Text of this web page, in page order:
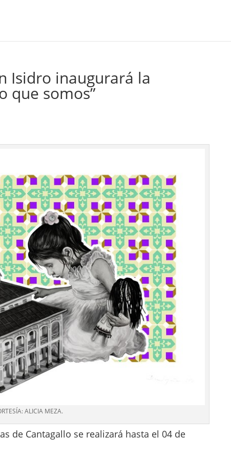
Isidro inaugurará la
que somos”
ALICIA MEZA.
de Cantagallo se realizará hasta el 04 de